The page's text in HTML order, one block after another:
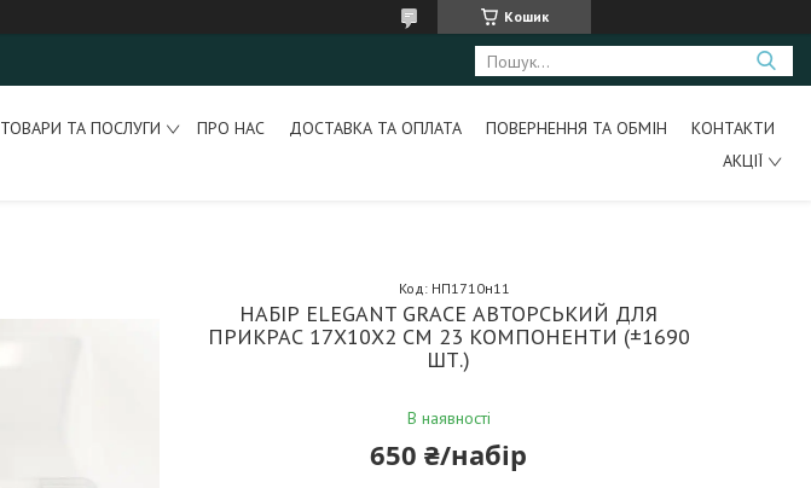
Кошик
ТОВАРИ ТА ПОСЛУГИ ПРО НАС ДОСТАВКА ТА ОПЛАТА ПОВЕРНЕННЯ ТА ОБМІН
КОНТАКТИ
АКЦІЇ
НАБІР ELEGANT GRACE АВТОРСЬКИЙ ДЛЯ
ПРИКРАС 17Х10Х2 СМ 23 КОМПОНЕНТИ (±1690
ШТ.)
В наявності
Код: НП1710н11
650 ₴/набір